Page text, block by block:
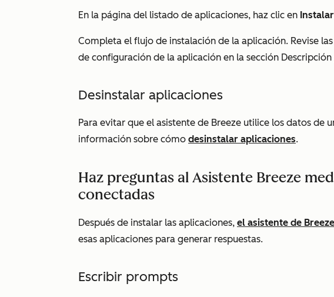
En la página del listado de aplicaciones, haz clic en Instalar
Completa el flujo de instalación de la aplicación. Revise
de configuración de la aplicación en la sección
Desinstalar aplicaciones
Para evitar que el asistente de Breeze utilice los datos de
información sobre cómo desinstalar aplicaciones.
Haz preguntas al Asistente Breeze
conectadas
Después de instalar las aplicaciones, el asistente de Breeze
esas aplicaciones para generar respuestas.
Escribir prompts